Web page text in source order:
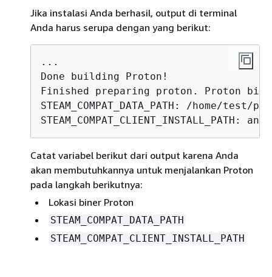
Jika instalasi Anda berhasil, output di terminal
Anda harus serupa dengan yang berikut:
...
Done building Proton!
Finished preparing proton. Proton
STEAM_COMPAT_DATA_PATH: /home/
STEAM_COMPAT_CLIENT_INSTALL_PATH:
Catat variabel berikut dari output karena Anda
akan membutuhkannya untuk menjalankan Proton
pada langkah berikutnya:
Lokasi biner Proton
STEAM_COMPAT_DATA_PATH
STEAM_COMPAT_CLIENT_INSTALL_PATH